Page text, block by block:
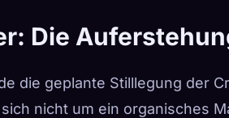
Die
die geplante Stilllegung der
nicht um ein organisches